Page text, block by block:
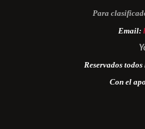
Para
Email:
Reservados
Con el